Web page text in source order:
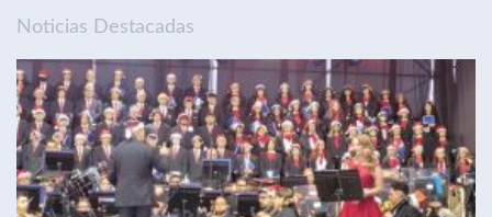
Noticias Destacadas